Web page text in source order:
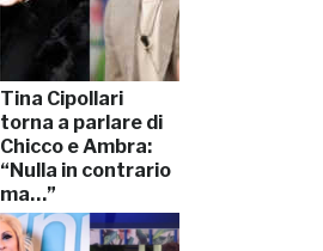
Tina Cipollari
torna a parlare di
Chicco e Ambra:
“Nulla in contrario
ma…”